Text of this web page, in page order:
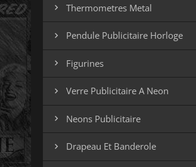
 Thermometres Metal
 Pendule Publicitaire Horloge
 Figurines
 Verre Publicitaire A Neon
 Neons Publicitaire
 Drapeau Et Banderole